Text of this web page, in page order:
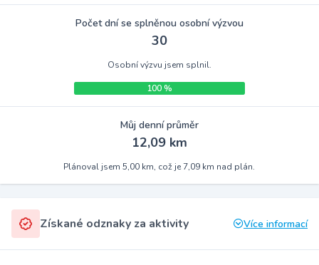
Počet dní se splněnou osobní výzvou
30
Osobní výzvu jsem splnil.
100 %
Můj denní průměr
12,09 km
Plánoval jsem 5,00 km, což je 7,09 km nad plán.
Získané odznaky za aktivity Více informací